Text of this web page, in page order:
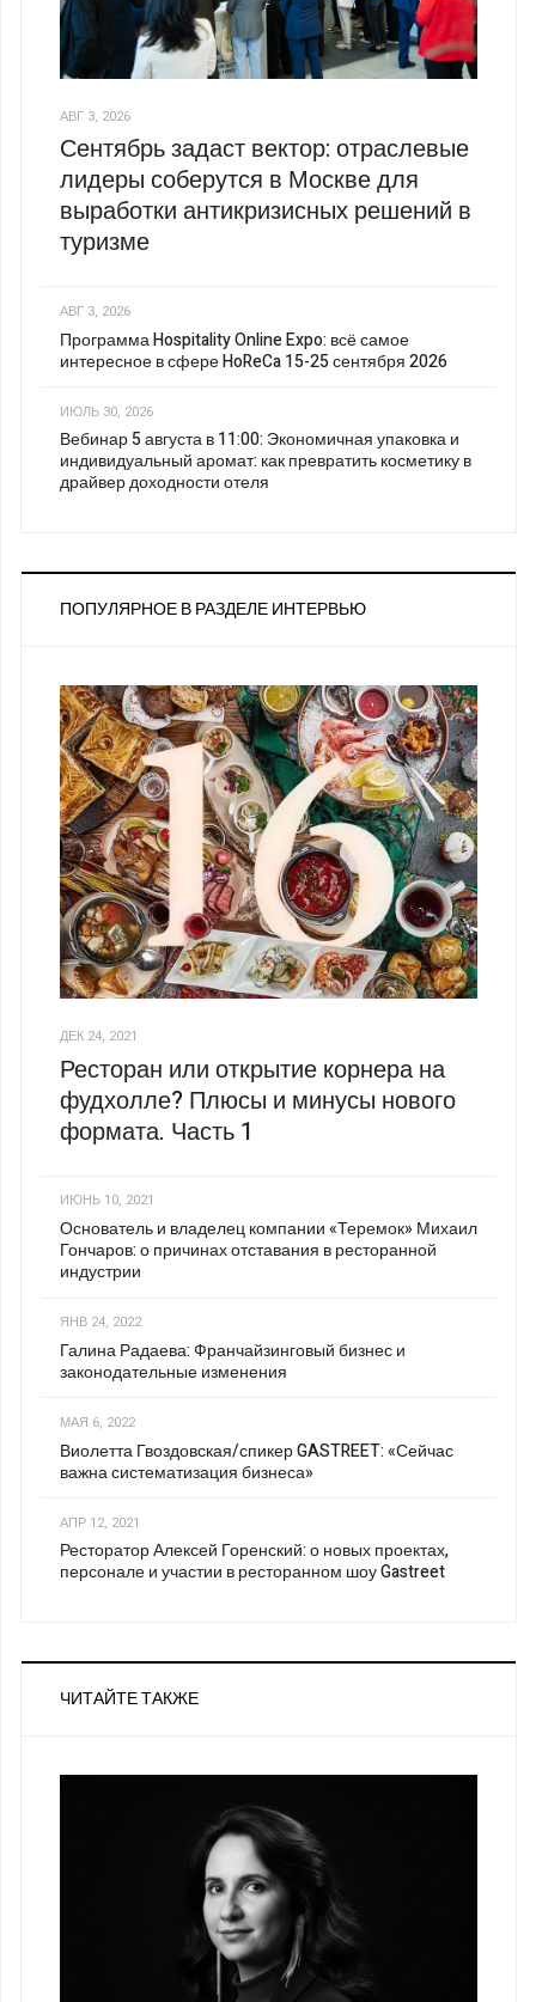
АВГ 3, 2026
Сентябрь задаст вектор: отраслевые
лидеры соберутся в Москве для
выработки антикризисных решений в
туризме
АВГ 3, 2026
Программа Hospitality Online Expo: всё самое
интересное в сфере HoReCa 15-25 сентября 2026
ИЮЛЬ 30, 2026
Вебинар 5 августа в 11:00: Экономичная упаковка и
индивидуальный аромат: как превратить косметику в
драйвер доходности отеля
ПОПУЛЯРНОЕ В РАЗДЕЛЕ ИНТЕРВЬЮ
ДЕК 24, 2021
Ресторан или открытие корнера на
фудхолле? Плюсы и минусы нового
формата. Часть 1
ИЮНЬ 10, 2021
Основатель и владелец компании «Теремок» Михаил
Гончаров: о причинах отставания в ресторанной
индустрии
ЯНВ 24, 2022
Галина Радаева: Франчайзинговый бизнес и
законодательные изменения
МАЯ 6, 2022
Виолетта Гвоздовская/спикер GASTREET: «Сейчас
важна систематизация бизнеса»
АПР 12, 2021
Ресторатор Алексей Горенский: о новых проектах,
персонале и участии в ресторанном шоу Gastreet
ЧИТАЙТЕ ТАКЖЕ